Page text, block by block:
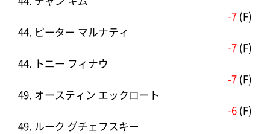
-7 (F)
44. ピーター マルナティ
-7 (F)
44. トニー フィナウ
-7 (F)
49. オースティン エックロート
-6 (F)
49. ルーク グチェフスキー